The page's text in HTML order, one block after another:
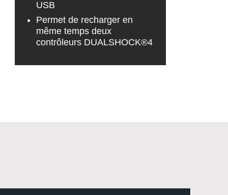
USB
Permet de recharger en
même temps deux
contrôleurs DUALSHOCK®4